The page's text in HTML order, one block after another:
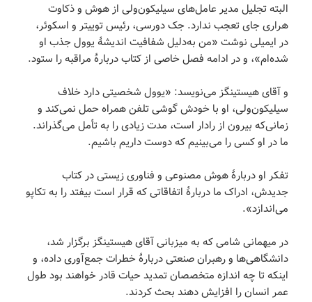
البته تجلیل مدیر عامل‌های سیلیکون‌ولی از هوش و ذکاوت
هراری جای تعجب ندارد. جک دورسی، رئیس توییتر و اسکوئر،
در ایمیلی نوشت «من به‌دلیل شفافیت اندیشۀ یوول جذب او
شده‌ام»، و در ادامه فصل خاصی از کتاب دربارۀ مراقبه را ستود.
و آقای هیستینگز می‌نویسد: «یوول شخصیتی دارد خلاف
سیلیکون‌ولی، او با خودش گوشی تلفن همراه حمل نمی‌کند و
زمانی‌که بیرون از رادار است، مدت زیادی را به تأمل می‌گذراند.
ما در او کسی را می‌بینیم که دوست داریم باشیم.
تفکر او دربارۀ هوش مصنوعی و فناوری زیستی در کتاب
جدیدش، ادراک ما دربارۀ اتفاقاتی که قرار است بیفتد را به تکاپو
می‌اندازد».
در میهمانی شامی که به میزبانی آقای هیستینگز برگزار شد،
دانشگاهی‌ها و رهبران صنعتی دربارۀ خطرات جمع‌آوری داده، و
اینکه تا چه اندازه متخصصان تمدید حیات قادر خواهند بود طول
عمر انسان را افزایش دهند بحث کردند.